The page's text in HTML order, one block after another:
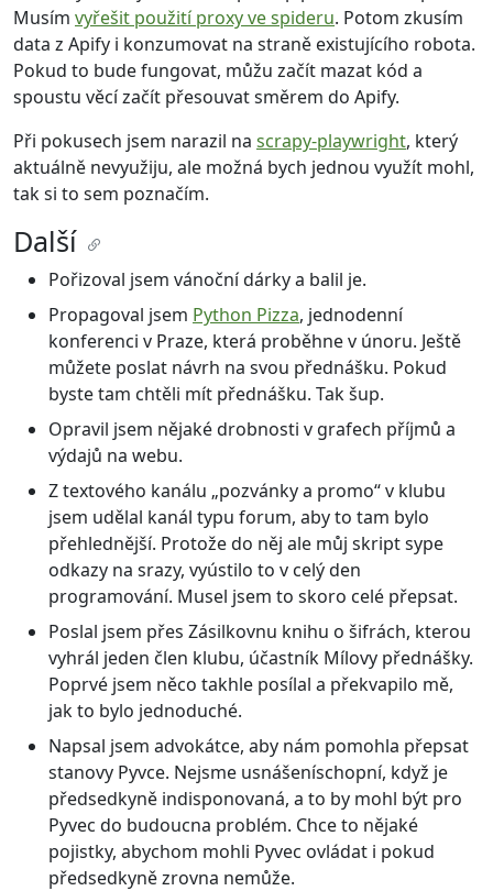
Musím vyřešit použití proxy ve spideru. Potom zkusím
data z Apify i konzumovat na straně existujícího robota.
Pokud to bude fungovat, můžu začít mazat kód a
spoustu věcí začít přesouvat směrem do Apify.
Při pokusech jsem narazil na scrapy-playwright, který
aktuálně nevyužiju, ale možná bych jednou využít mohl,
tak si to sem poznačím.
Další
Pořizoval jsem vánoční dárky a balil je.
Propagoval jsem Python Pizza, jednodenní
konferenci v Praze, která proběhne v únoru. Ještě
můžete poslat návrh na svou přednášku. Pokud
byste tam chtěli mít přednášku. Tak šup.
Opravil jsem nějaké drobnosti v grafech příjmů a
výdajů na webu.
Z textového kanálu „pozvánky a promo“ v klubu
jsem udělal kanál typu forum, aby to tam bylo
přehlednější. Protože do něj ale můj skript sype
odkazy na srazy, vyústilo to v celý den
programování. Musel jsem to skoro celé přepsat.
Poslal jsem přes Zásilkovnu knihu o šifrách, kterou
vyhrál jeden člen klubu, účastník Mílovy přednášky.
Poprvé jsem něco takhle posílal a překvapilo mě,
jak to bylo jednoduché.
Napsal jsem advokátce, aby nám pomohla přepsat
stanovy Pyvce. Nejsme usnášeníschopní, když je
předsedkyně indisponovaná, a to by mohl být pro
Pyvec do budoucna problém. Chce to nějaké
pojistky, abychom mohli Pyvec ovládat i pokud
předsedkyně zrovna nemůže.